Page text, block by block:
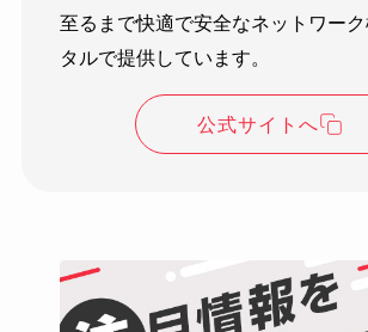
至るまで快適で安全なネットワー
タルで提供しています。
公式サイトへ